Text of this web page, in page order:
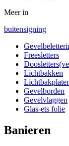
Meer in
buitensigning
Freesletters
Lichtbakken
Gevelborden
Gevelvlaggen
Glas-ets folie
Banieren